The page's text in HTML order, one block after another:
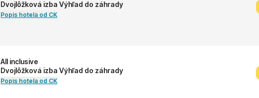
Dvojlôžková izba Výhľad do záhrady
Popis hotela od CK
All inclusive
Dvojlôžková izba Výhľad do záhrady
Popis hotela od CK